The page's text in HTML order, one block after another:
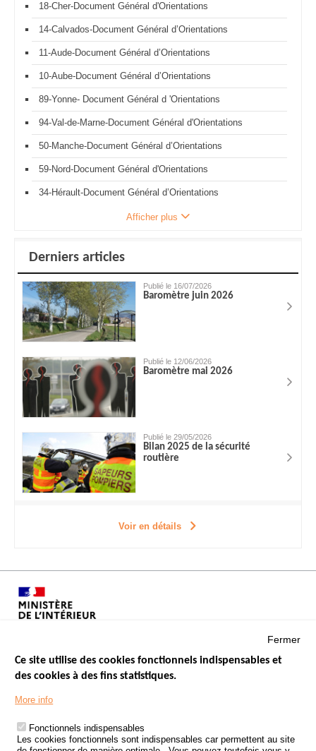
18-Cher-Document Général d'Orientations
14-Calvados-Document Général d’Orientations
11-Aude-Document Général d’Orientations
10-Aube-Document Général d’Orientations
89-Yonne- Document Général d 'Orientations
94-Val-de-Marne-Document Général d'Orientations
50-Manche-Document Général d’Orientations
59-Nord-Document Général d'Orientations
34-Hérault-Document Général d’Orientations
Afficher plus
Derniers articles
Publié le 16/07/2026
Baromètre juin 2026
Publié le 12/06/2026
Baromètre mai 2026
Publié le 29/05/2026
Bilan 2025 de la sécurité
routière
Voir en détails
Menu
Footer
LES SITES PUBLICS
ÉTAT DE L’INSÉCURITÉ ROUTIÈRE
TRAITEMENT DES DONNÉES PERSONNELLES DES ACCIDENTS DE
Fermer
Ce site utilise des cookies fonctionnels indispensables et
des cookies à des fins statistiques.
More info
Fonctionnels indispensables
Les cookies fonctionnels sont indispensables car permettent au site